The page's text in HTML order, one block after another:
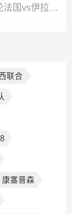
06月23日世界杯小组赛I组第2轮法国vs伊拉克进球视频
联合
康塞普森